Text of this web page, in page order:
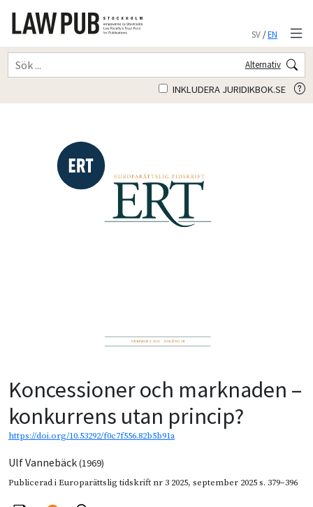
SV/EN
Alternativ
INKLUDERA JURIDIKBOK.SE
Koncessioner och marknaden –
konkurrens utan princip?
https://doi.org/10.53292/f0c7f556.82b5b91a
Ulf Vannebäck(1969)
Publicerad iEuroparättslig tidskrift nr 3 2025, september 2025s. 379–396